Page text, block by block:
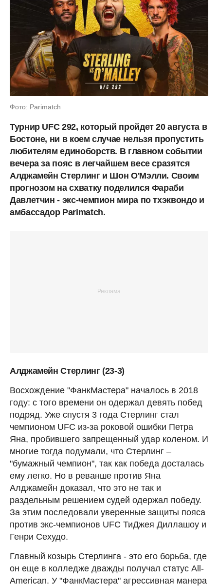
Фото: Parimatch
Турнир UFC 292, который пройдет 20 августа в
Бостоне, ни в коем случае нельзя пропустить
любителям единоборств. В главном событии
вечера за пояс в легчайшем весе сразятся
Алджамейн Стерлинг и Шон О'Мэлли. Своим
прогнозом на схватку поделился Фараби
Давлетчин - экс-чемпион мира по тхэквондо и
амбассадор Parimatch.
Алджамейн Стерлинг (23-3)
Восхождение "ФанкМастера" началось в 2018
году: с того времени он одержал девять побед
подряд. Уже спустя 3 года Стерлинг стал
чемпионом UFC из-за роковой ошибки Петра
Яна, пробившего запрещенный удар коленом. И
многие тогда подумали, что Стерлинг –
"бумажный чемпион", так как победа досталась
ему легко. Но в реванше против Яна
Алджамейн доказал, что это не так и
раздельным решением судей одержал победу.
За этим последовали уверенные защиты пояса
против экс-чемпионов UFC ТиДжея Диллашоу и
Генри Сехудо.
Главный козырь Стерлинга - это его борьба, где
он еще в колледже дважды получал статус All-
American. У "ФанкМастера" агрессивная манера